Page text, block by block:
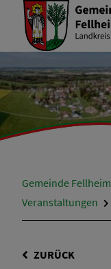
Gemeinde Fellheim
Veranstaltungen
ZURÜCK